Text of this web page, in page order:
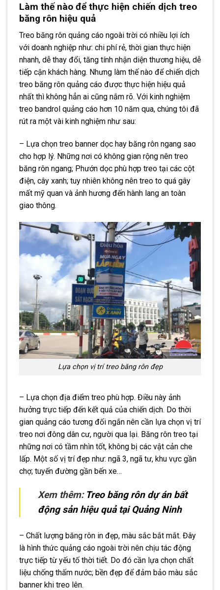
Làm thế nào để thực hiện chiến dịch treo
băng rôn hiệu quả
Treo băng rôn quảng cáo ngoài trời có nhiều lợi ích
với doanh nghiệp như: chi phí rẻ, thời gian thực hiện
nhanh, dễ thay đổi, tăng tính nhận diện thương hiệu, dễ
tiếp cận khách hàng. Nhưng làm thế nào để chiến dịch
treo băng rôn quảng cáo được thực hiện hiệu quả
nhất thì không hẳn ai cũng nắm rõ. Với kinh nghiệm
treo bandrol quảng cáo hơn 10 năm qua, chúng tôi đã
rút ra một vài kinh nghiệm như sau:
– Lựa chọn treo banner dọc hay băng rôn ngang sao
cho hợp lý. Những nơi có không gian rộng nên treo
băng rôn ngang; Phướn dọc phù hợp treo tại các cột
điện, cây xanh; tuy nhiên không nên treo to quá gây
mất mỹ quan và ảnh hương đến hành lang an toàn
giao thông.
Lựa chọn vị trí treo băng rôn đẹp
– Lựa chọn địa điểm treo phù hợp. Điều này ảnh
hưởng trực tiếp đến kết quả của chiến dịch. Do thời
gian quảng cáo tương đối ngắn nên cần lựa chọn vị trí
treo nơi đông dân cư, người qua lại. Băng rôn treo tại
những nơi có tầm nhìn tốt, không bị các vật cản che
lấp. Một số vị trí đẹp như: ngã 3, ngã tư, khu vực gần
chợ; tuyến đường gần bến xe…
Xem thêm: Treo băng rôn dự án bất
động sản hiệu quả tại Quảng Ninh
– Chất lượng băng rôn in đẹp, màu sắc bắt mắt. Đây
là hình thức quảng cáo ngoài trời nên chịu tác động
trực tiếp từ yếu tố thời tiết. Do đó cần lựa chọn chất
liệu chống thấm nước; bền đẹp để đảm bảo màu sắc
banner khi treo lên.